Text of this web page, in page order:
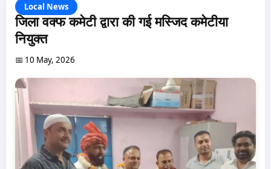
Local News
जिला वक्फ कमेटी द्वारा की गई मस्जिद कमेटीया
नियुक्त
📅 10 May, 2026